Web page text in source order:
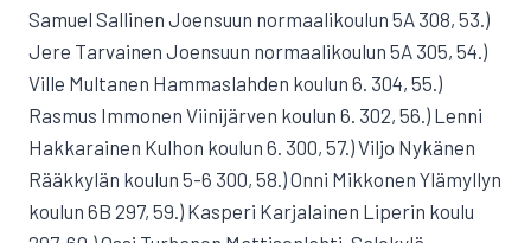
Samuel Sallinen Joensuun normaalikoulun 5A 308, 53.)
Jere Tarvainen Joensuun normaalikoulun 5A 305, 54.)
Ville Multanen Hammaslahden koulun 6. 304, 55.)
Rasmus Immonen Viinijärven koulun 6. 302, 56.) Lenni
Hakkarainen Kulhon koulun 6. 300, 57.) Viljo Nykänen
Rääkkylän koulun 5-6 300, 58.) Onni Mikkonen Ylämyllyn
koulun 6B 297, 59.) Kasperi Karjalainen Liperin koulu